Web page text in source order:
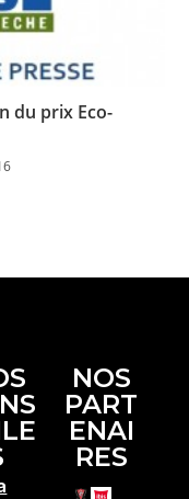
du prix Eco-
NOS
PART
ENAI
RES